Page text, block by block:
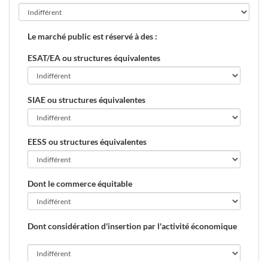
Le marché public est réservé à des :
ESAT/EA ou structures équivalentes
SIAE ou structures équivalentes
EESS ou structures équivalentes
Dont le commerce équitable
Dont considération d'insertion par l'activité économique